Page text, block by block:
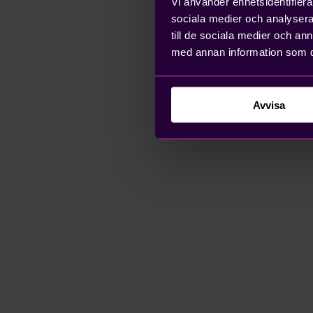
sociala medier och
till de sociala medier och
med annan information som
Avvisa